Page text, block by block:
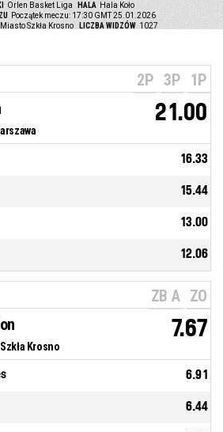
Orlen Basket Liga HALA
Hala Koło
Początek meczu: 17:30 GMT 25.01.2026
Szkła Krosno
LICZBA WIDZÓW 1027
2P 3P 1P
21.00
16.33
15.44
13.00
12.06
ZB A ZO
Krosno
7.67
6.91
6.44